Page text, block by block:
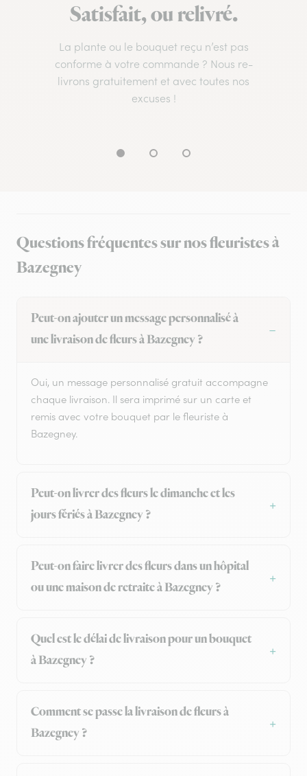
Satisfait, ou relivré.
La plante ou le bouquet reçu n’est pas
conforme à votre commande ? Nous re-
livrons gratuitement et avec toutes nos
excuses !
Questions fréquentes sur nos fleuristes à
Bazegney
Peut-on ajouter un message personnalisé à
une livraison de fleurs à Bazegney ?
Oui, un message personnalisé gratuit accompagne
chaque livraison. Il sera imprimé sur un carte et
remis avec votre bouquet par le fleuriste à
Bazegney.
Peut-on livrer des fleurs le dimanche et les
jours fériés à Bazegney ?
Peut-on faire livrer des fleurs dans un hôpital
ou une maison de retraite à Bazegney ?
Quel est le délai de livraison pour un bouquet
à Bazegney ?
Comment se passe la livraison de fleurs à
Bazegney ?